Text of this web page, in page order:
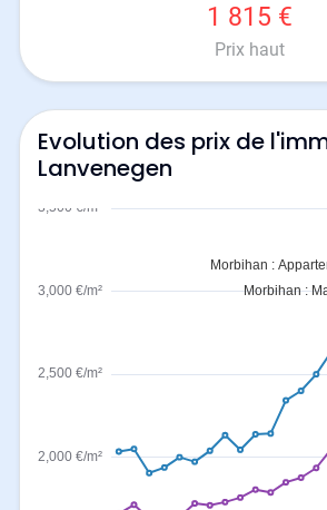
1 815 €
Prix haut
Evolution des prix de
Lanvenegen